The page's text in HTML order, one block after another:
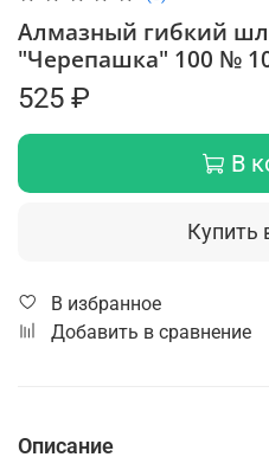
Алмазный гибкий
"Черепашка" 100 №
525 ₽
В
Купить
В избранное
Добавить в сравнение
Описание